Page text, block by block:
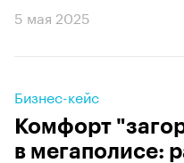
5 мая 2025
Бизнес-кейс
Комфорт
в мегаполисе: